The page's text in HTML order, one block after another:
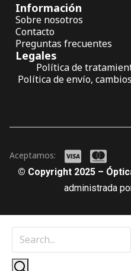
Información
Sobre nosotros
Contacto
Preguntas frecuentes
Legales
Política de
Política de envío,
© Copyright 2025 –
administrada
Aceptamos: